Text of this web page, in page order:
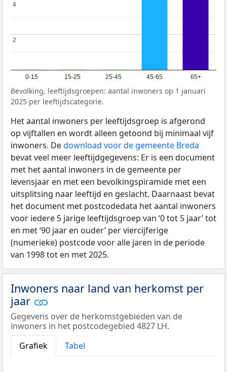
0-15 15-25 25-45 45-65 65+
2
2
4
4
Bevolking, leeftijdsgroepen: aantal inwoners op 1 januari
2025 per leeftijdscategorie.
Het aantal inwoners per leeftijdsgroep is afgerond
op vijftallen en wordt alleen getoond bij minimaal vijf
inwoners. Dedownload voor de gemeente Breda
bevat veel meer leeftijdgegevens: Er is een document
met het aantal inwoners in de gemeente per
levensjaar en met een bevolkingspiramide met een
uitsplitsing naar leeftijd en geslacht. Daarnaast bevat
het document met postcodedata het aantal inwoners
voor iedere 5 jarige leeftijdsgroep van ‘0 tot 5 jaar’ tot
en met ‘90 jaar en ouder’ per viercijferige
(numerieke) postcode voor alle jaren in de periode
van 1998 tot en met 2025.
Inwoners naar land van herkomst per
jaar
Gegevens over de herkomstgebieden van de
inwoners in het postcodegebied 4827 LH.
Grafiek
Tabel